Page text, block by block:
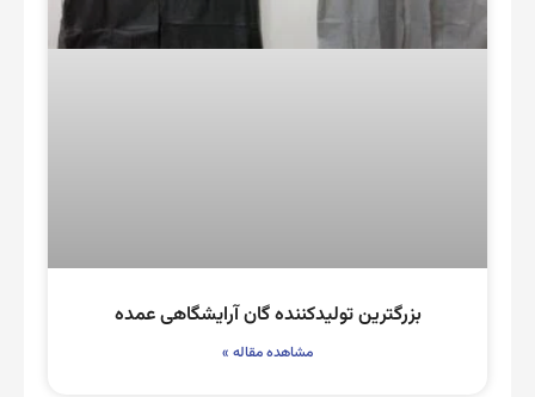
بزرگترین تولیدکننده گان آرایشگاهی عمده
مشاهده مقاله »